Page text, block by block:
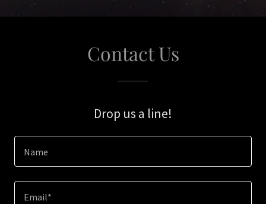
Contact Us
Drop us a line!
Name
Email*